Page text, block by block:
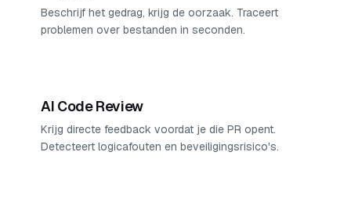
Beschrijf het gedrag, krijg de oorzaak. Traceert
problemen over bestanden in seconden.
AI Code Review
Krijg directe feedback voordat je die PR opent.
Detecteert logicafouten en beveiligingsrisico's.